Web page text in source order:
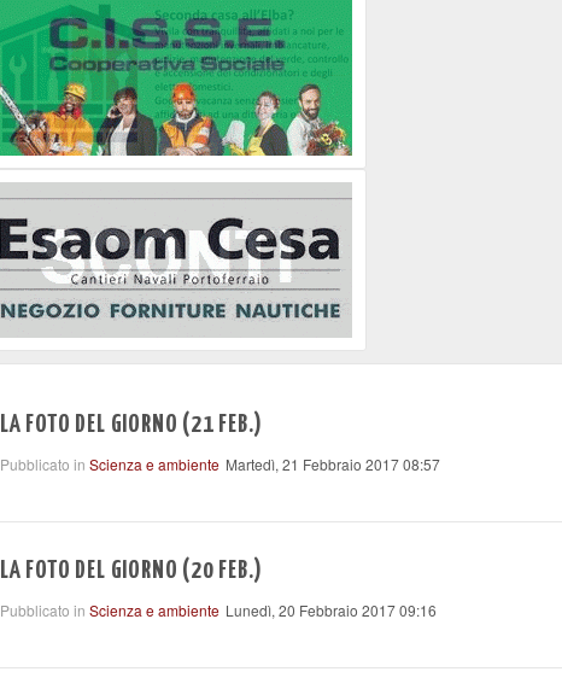
LA FOTO DEL GIORNO (21 FEB.)
Pubblicato in Scienza e ambiente Martedì, 21 Febbraio 2017 08:57
LA FOTO DEL GIORNO (20 FEB.)
Pubblicato in Scienza e ambiente Lunedì, 20 Febbraio 2017 09:16